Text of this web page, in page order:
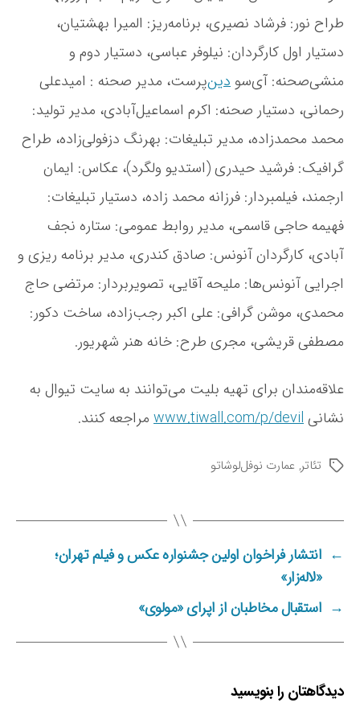
طراح نور: فرشاد نصیری، برنامه‌ریز: المیرا بهشتیان،
دستیار اول کارگردان: نیلوفر عباسی، دستیار دوم و
منشی‌صحنه: آی‌سو دین‌پرست، مدیر صحنه : امیدعلی
رحمانی، دستیار صحنه: اکرم اسماعیل‌آبادی، مدیر تولید:
محمد محمدزاده، مدیر تبلیغات: بهرنگ دزفولی‌زاده، طراح
گرافیک: فرشید حیدری (استدیو ولگرد)، عکاس: ایمان
ارجمند، فیلمبردار: فرزانه محمد زاده، دستیار تبلیغات:
فهیمه حاجی قاسمی، مدیر روابط عمومی: ستاره نجف
آبادی، کارگردان آنونس: صادق کندری، مدیر برنامه ریزی و
اجرایی آنونس‌ها: ملیحه آقایی، تصویربردار: مرتضی حاج
محمدی، موشن گرافی: علی اکبر رجب‌زاده، ساخت دکور:
مصطفی قریشی، مجری طرح: خانه هنر شهریور.
علاقه‌مندان برای تهیه بلیت می‌توانند به سایت تیوال به
نشانیwww.tiwall.com/p/devil مراجعه کنند.
ب
س
ه
تئاتر, عمارت نوفل‌لوشاتو
← انتشار فراخوان اولین جشنواره عکس و فیلم تهران؛
«لاله‌زار»
→ استقبال مخاطبان از اپرای «مولوی»
دیدگاهتان را بنویسید